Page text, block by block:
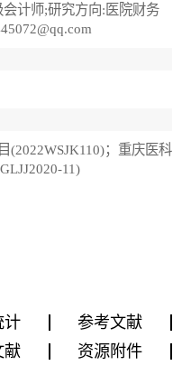
计师;研究方向:医院财务
(2022WSJK110)；重庆医科
11)
计
参考文献
献 资源附件